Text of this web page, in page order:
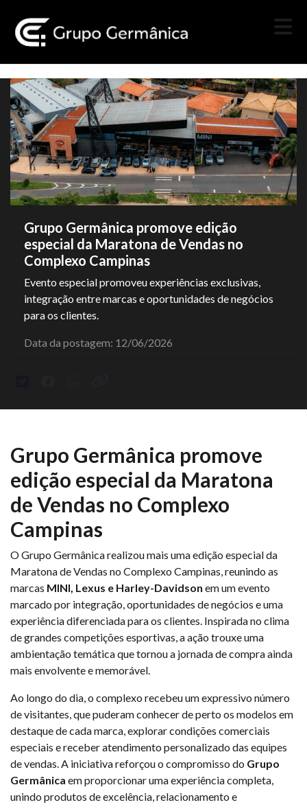
Grupo Germânica promove edição
especial da Maratona de Vendas no
Complexo Campinas
Evento especial promoveu experiências exclusivas,
integração entre marcas e oportunidades de negócios
para os clientes.
Data da postagem: 12/06/2026
Grupo Germânica promove
edição especial da Maratona
de Vendas no Complexo
Campinas
O Grupo Germânica realizou mais uma edição especial da
Maratona de Vendas no Complexo Campinas, reunindo as
marcas MINI, Lexus e Harley-Davidson em um evento
marcado por integração, oportunidades de negócios e uma
experiência diferenciada para os clientes. Inspirada no clima
de grandes competições esportivas, a ação trouxe uma
ambientação temática que tornou a jornada de compra ainda
mais envolvente e memorável.
Ao longo do dia, o complexo recebeu um expressivo número
de visitantes, que puderam conhecer de perto os modelos em
destaque de cada marca, explorar condições comerciais
especiais e receber atendimento personalizado das equipes
de vendas. A iniciativa reforçou o compromisso do Grupo
Germânica em proporcionar uma experiência completa,
unindo produtos de excelência, relacionamento e